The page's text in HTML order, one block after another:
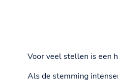
Voor veel stellen is een
Als de stemming